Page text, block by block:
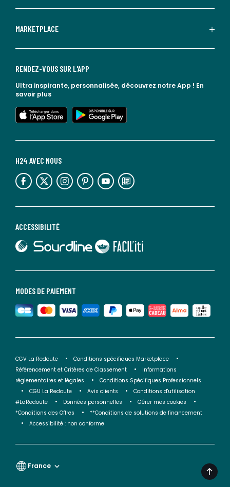
MARKETPLACE
MODES DE PAIEMENT
ACCESSIBILITÉ
lien vers Sourdline
lien vers Faciliti
H24 AVEC NOUS
lien vers l'espace réseaux sociaux lien vers l'espace réseaux sociaux lien vers l'espace réseaux sociaux lien vers l'espace réseaux sociaux lien vers l'espace réseaux sociaux lien vers le blog la redoute
RENDEZ-VOUS SUR L'APP
Ultra inspirante, personnalisée, découvrez notre App ! En
savoir plus
lien vers l'app store
lien vers google play
CGV La Redoute
Conditions spécifiques Marketplace
Référencement et Critères de Classement
Informations
réglementaires et légales
Conditions Spécifiques Professionnels
CGU La Redoute
Avis clients
Conditions d'utilisation
#LaRedoute
Données personnelles
Gérer mes cookies
*Conditions des Offres
**Conditions de solutions de financement
Accessibilité : non conforme
France